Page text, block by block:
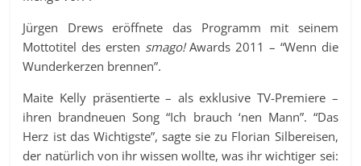
Jürgen Drews eröffnete das Programm mit seinem
Mottotitel des ersten smago!Awards 2011 – “Wenn die
Wunderkerzen brennen”.
Maite Kelly präsentierte – als exklusive TV-Premiere –
ihren brandneuen Song “Ich brauch ‘nen Mann”. “Das
Herz ist das Wichtigste”, sagte sie zu Florian Silbereisen,
der natürlich von ihr wissen wollte, was ihr wichtiger sei: